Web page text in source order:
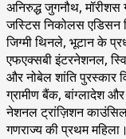
अनिरुद्ध जुगनौथ, मॉरीशस
जस्टिस निकोलस एडिसन
जिग्मी थिनले, भूटान के
एफएक्सबी इंटरनेशनल,
और नोबेल शांति पुरस्कार
ग्रामीण बैंक, बांग्लादेश और
नेशनल ट्रांज़िशन
गणराज्य की प्रथम महिला।